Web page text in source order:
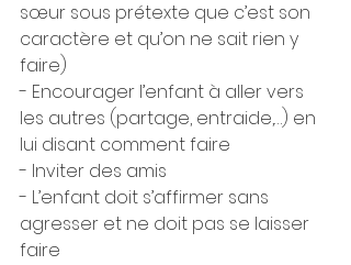
sœur sous prétexte que c’est son
caractère et qu’on ne sait rien y
faire)
- Encourager l’enfant à aller vers
les autres (partage, entraide,…) en
lui disant comment faire
- Inviter des amis
- L’enfant doit s’affirmer sans
agresser et ne doit pas se laisser
faire